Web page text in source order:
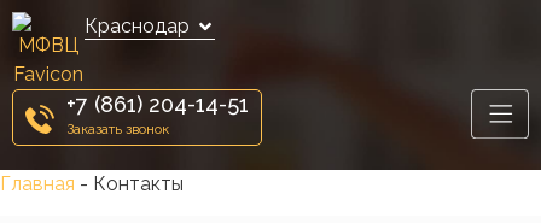
Краснодар
+7 (861) 204-14-51
Заказать звонок
Главная - Контакты